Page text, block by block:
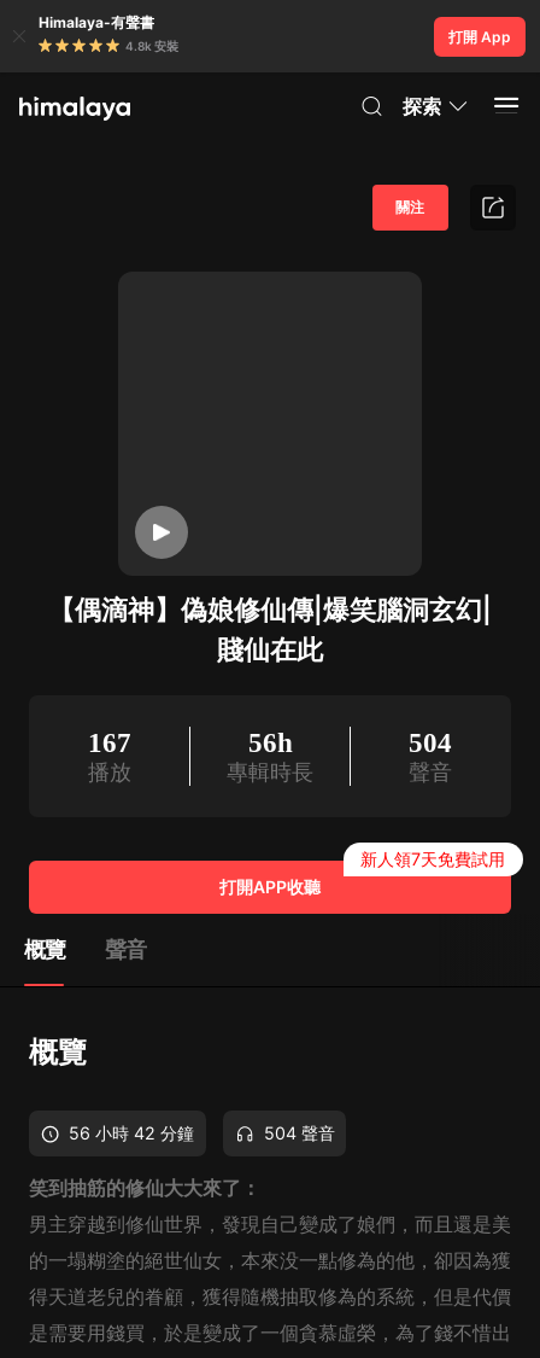
Himalaya-有聲書
4.8k 安裝
打開 App
探索
【偶滴神】偽娘修仙傳|爆笑腦洞玄幻|
賤仙在此
關注
167
播放
56h
專輯時長
504
聲音
打開APP收聽
新人領7天免費試用
概覽 聲音
概覽
56 小時 42 分鐘 504 聲音
笑到抽筋的修仙大大來了：
男主穿越到修仙世界，發現自己變成了娘們，而且還是美
的一塌糊塗的絕世仙女，本來没一點修為的他，卻因為獲
得天道老兒的眷顧，獲得隨機抽取修為的系統，但是代價
是需要用錢買，於是變成了一個貪慕虛榮，為了錢不惜出